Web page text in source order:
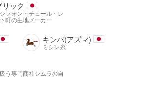
ック
フォン・チュール・レ
町の生地メーカー
キンバ(アズマ)
ミシン糸
う専門商社シムラの自